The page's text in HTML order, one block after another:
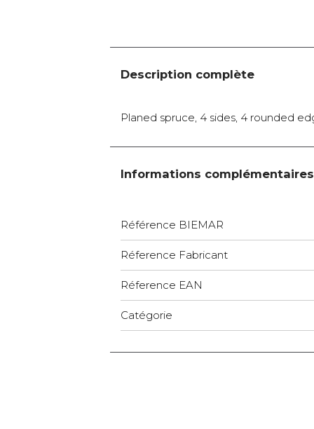
Description complète
Planed spruce, 4 sides, 4 rounded
Informations complémentaires
Référence BIEMAR
Réference Fabricant
Réference EAN
Catégorie